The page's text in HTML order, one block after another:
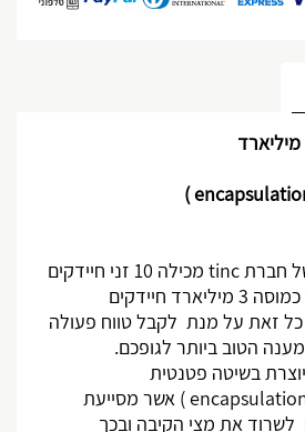
מותאם אישית
)
חברתtinc
מכילה 10 זני חיידקים
פרוביוטים שונים ובכל כמוסה 3 מיליארד חיידקים
כל זאת על מנת לקבל טווח פעולה
הטוב ביותר לגופכם.
בשיטה פטנטית
) אשר מסייעת
לשרוד את מצי הקיבה ובכך